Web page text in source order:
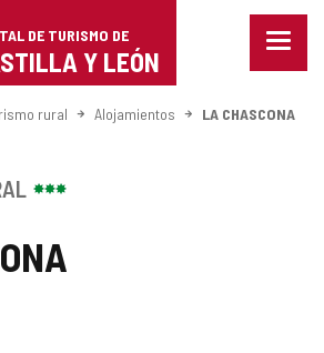
DE TURISMO DE
Y LEÓN
Menu
rural Alojamientos LA CHASCONA